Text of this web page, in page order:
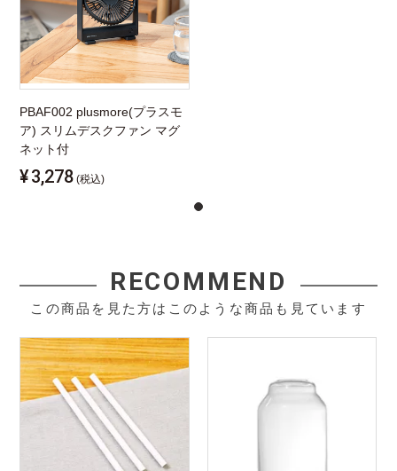
PBAF002 plusmore(プラスモ
ア) スリムデスクファン マグ
ネット付
¥3,278 (税込)
RECOMMEND
この商品を見た方はこのような商品も見ています